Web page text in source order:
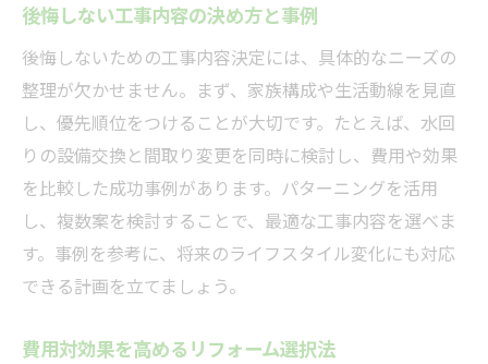
後悔しない工事内容の決め方と事例
後悔しないための工事内容決定には、具体的なニーズの
整理が欠かせません。まず、家族構成や生活動線を見直
し、優先順位をつけることが大切です。たとえば、水回
りの設備交換と間取り変更を同時に検討し、費用や効果
を比較した成功事例があります。パターニングを活用
し、複数案を検討することで、最適な工事内容を選べま
す。事例を参考に、将来のライフスタイル変化にも対応
できる計画を立てましょう。
費用対効果を高めるリフォーム選択法